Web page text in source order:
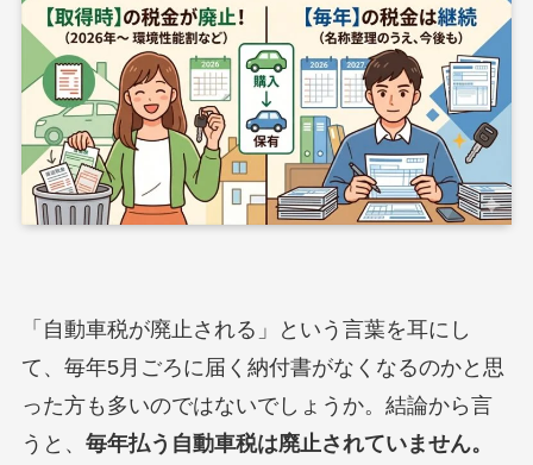
「自動車税が廃止される」という言葉を耳にし
て、毎年5月ごろに届く納付書がなくなるのかと思
った方も多いのではないでしょうか。結論から言
うと、 毎年払う自動車税は廃止されていません。